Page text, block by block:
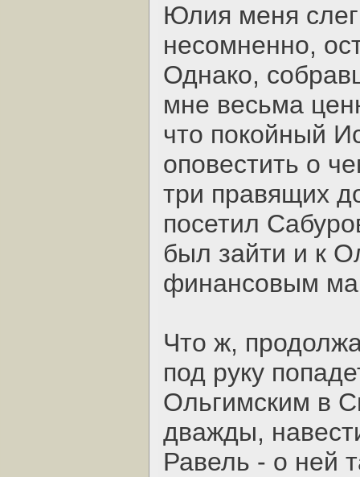
Юлия меня
несомненно,
Однако,
мне весьма
что покойный
оповестить о
три правящих
посетил
был зайти и к
финансовым
Что ж,
под руку
Ольгимским в
дважды,
Равель - о ней